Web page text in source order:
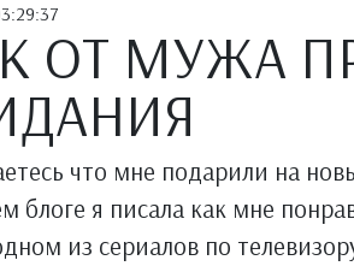
ОТ МУЖА
что мне подарили на
блоге я писала как мне
из сериалов по